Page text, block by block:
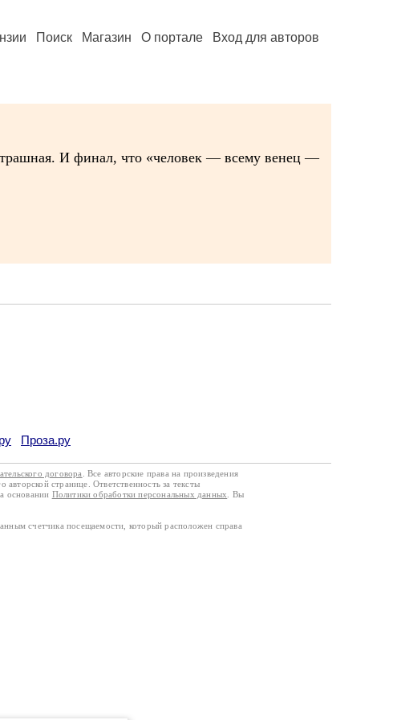
Поиск Магазин О портале Вход для авторов
И финал, что «человек — всему венец —
Проза.ру
договора
. Все авторские права на произведения
авторской странице. Ответственность за тексты
основании Политики обработки персональных данных
. Вы
счетчика посещаемости, который расположен справа